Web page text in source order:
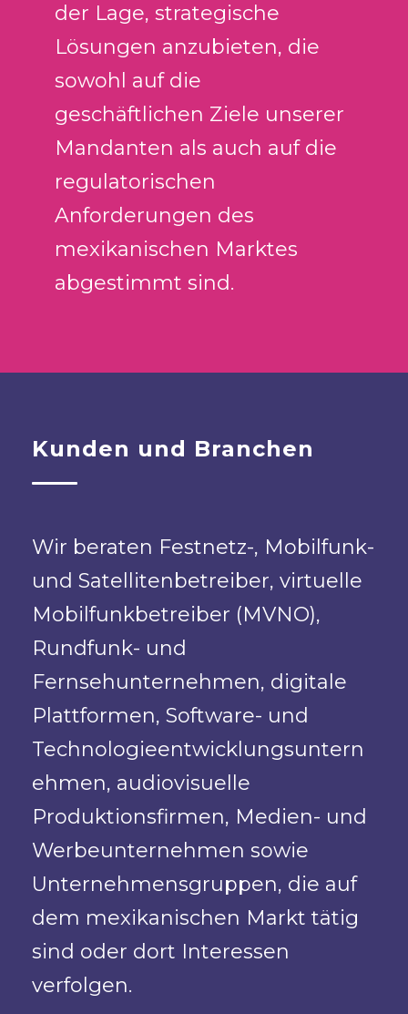
der Lage, strategische
Lösungen anzubieten, die
sowohl auf die
geschäftlichen Ziele unserer
Mandanten als auch auf die
regulatorischen
Anforderungen des
mexikanischen Marktes
abgestimmt sind.
Kunden und Branchen
Wir beraten Festnetz-, Mobilfunk-
und Satellitenbetreiber, virtuelle
Mobilfunkbetreiber (MVNO),
Rundfunk- und
Fernsehunternehmen, digitale
Plattformen, Software- und
Technologieentwicklungsuntern
ehmen, audiovisuelle
Produktionsfirmen, Medien- und
Werbeunternehmen sowie
Unternehmensgruppen, die auf
dem mexikanischen Markt tätig
sind oder dort Interessen
verfolgen.